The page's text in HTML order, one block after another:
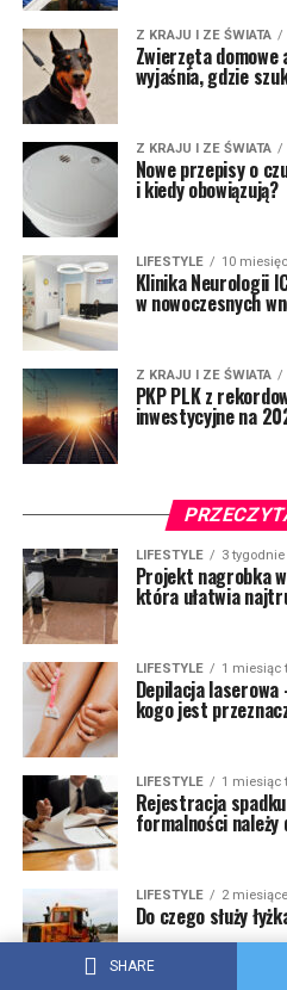
SHARE
Z KRAJU I ZE ŚWIATA
Zwierzęta
wyjaśnia, gdzie
Z KRAJU I ZE ŚWIATA
Nowe przepisy o
i kiedy obowiązują?
LIFESTYLE 10
Klinika Neurologii
w nowoczesnych
Z KRAJU I ZE ŚWIATA
PKP PLK z
inwestycyjne na
LIFESTYLE 3
Projekt nagrobka
która ułatwia
LIFESTYLE 1 miesiąc
Depilacja
kogo jest
LIFESTYLE 1 miesiąc
Rejestracja
formalności należy
LIFESTYLE 2
Do czego służy